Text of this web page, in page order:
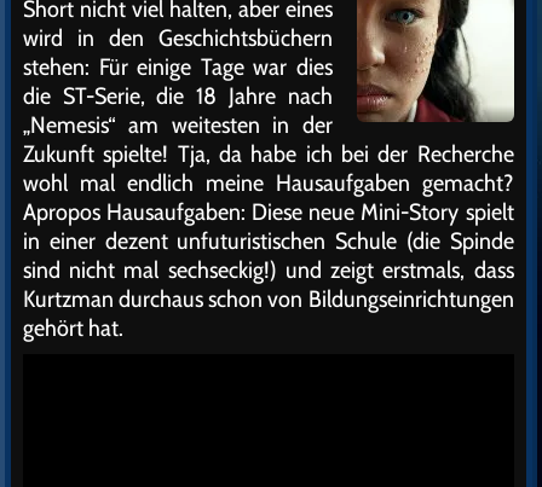
Short nicht viel halten, aber eines
wird in den Geschichtsbüchern
stehen: Für einige Tage war dies
die ST-Serie, die 18 Jahre nach
„Nemesis“ am weitesten in der
Zukunft spielte! Tja, da habe ich bei der Recherche
wohl mal endlich meine Hausaufgaben gemacht?
Apropos Hausaufgaben: Diese neue Mini-Story spielt
in einer dezent unfuturistischen Schule (die Spinde
sind nicht mal sechseckig!) und zeigt erstmals, dass
Kurtzman durchaus schon von Bildungseinrichtungen
gehört hat.